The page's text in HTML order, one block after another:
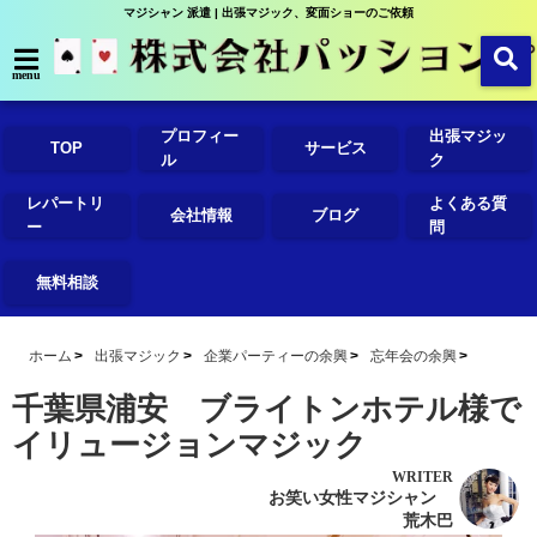
マジシャン 派遣 | 出張マジック、変面ショーのご依頼
menu
TOP
プロフィー
ル
サービス
出張マジッ
ク
レパートリ
ー
会社情報 ブログ
よくある質
問
無料相談
ホーム 出張マジック 企業パーティーの余興 忘年会の余興
千葉県浦安 ブライトンホテル様で
イリュージョンマジック
WRITER
お笑い女性マジシャン
荒木巴